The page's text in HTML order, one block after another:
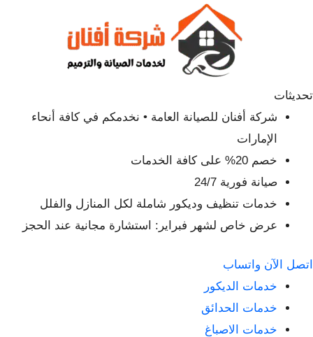
تحديثات
شركة أفنان للصيانة العامة • نخدمكم في كافة أنحاء
الإمارات
خصم 20% على كافة الخدمات
صيانة فورية 24/7
خدمات تنظيف وديكور شاملة لكل المنازل والفلل
عرض خاص لشهر فبراير: استشارة مجانية عند الحجز
اتصل الآن واتساب
خدمات الديكور
خدمات الحدائق
خدمات الاصباغ